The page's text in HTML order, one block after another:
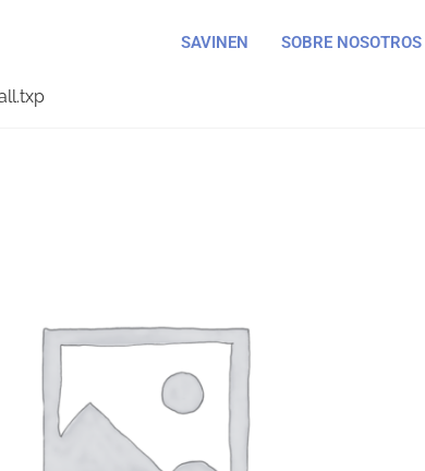
SAVINEN SOBRE NOSOTROS